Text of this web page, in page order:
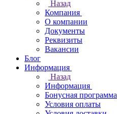
Назад
Компания
О компании
Документы
Реквизиты
Вакансии
Блог
Информация
Назад
Информация
Бонусная программа
Условия оплаты